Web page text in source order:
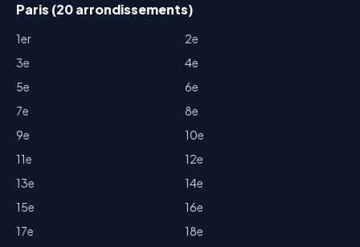
Paris (20 arrondissements)
1er
2e
3e
4e
5e
6e
7e
8e
9e
10e
11e
12e
13e
14e
15e
16e
17e
18e